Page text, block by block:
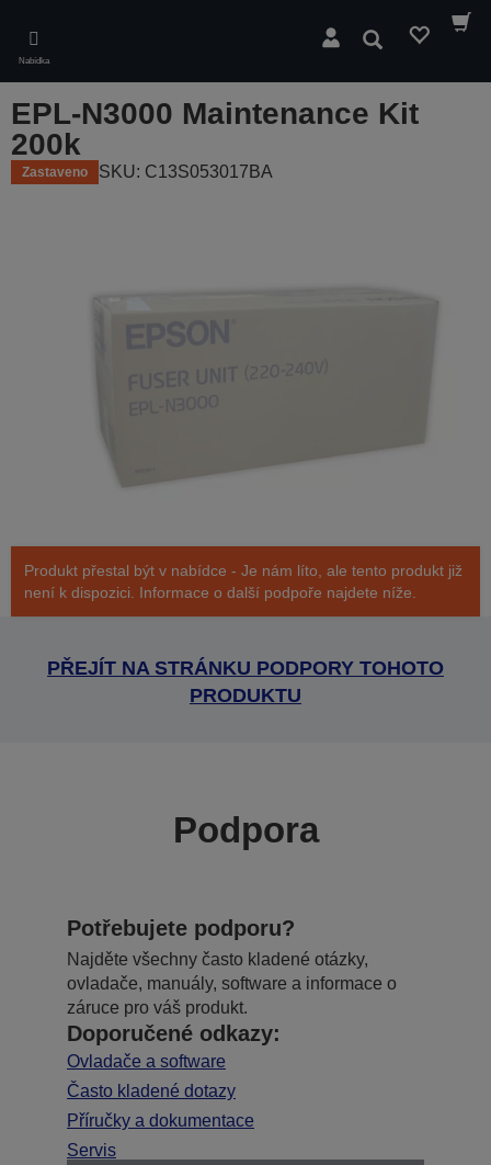
main
content
Nabídka
Hledat
EPL-N3000 Maintenance Kit
200k
Zastaveno SKU: C13S053017BA
Produkt přestal být v nabídce - Je nám líto, ale tento produkt již
není k dispozici. Informace o další podpoře najdete níže.
PŘEJÍT NA STRÁNKU PODPORY TOHOTO
PRODUKTU
Podpora
Potřebujete podporu?
Najděte všechny často kladené otázky,
ovladače, manuály, software a informace o
záruce pro váš produkt.
Doporučené odkazy:
Ovladače a software
Často kladené dotazy
Příručky a dokumentace
Servis